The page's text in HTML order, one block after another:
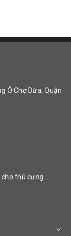
Ô Chợ Dừa, Quận
thú cưng